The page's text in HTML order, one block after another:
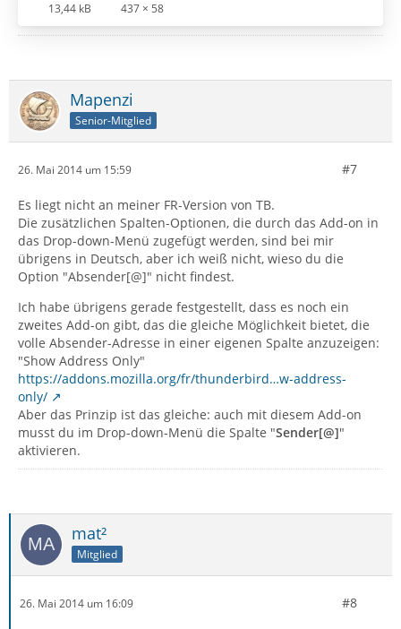
13,44 kB 437 × 58
Mapenzi
Senior-Mitglied
26. Mai 2014 um 15:59 #7
Es liegt nicht an meiner FR-Version von TB.
Die zusätzlichen Spalten-Optionen, die durch das Add-on in
das Drop-down-Menü zugefügt werden, sind bei mir
übrigens in Deutsch, aber ich weiß nicht, wieso du die
Option "Absender[@]" nicht findest.
Ich habe übrigens gerade festgestellt, dass es noch ein
zweites Add-on gibt, das die gleiche Möglichkeit bietet, die
volle Absender-Adresse in einer eigenen Spalte anzuzeigen:
"Show Address Only"
https://addons.mozilla.org/fr/thunderbird…w-address-
only/
Aber das Prinzip ist das gleiche: auch mit diesem Add-on
musst du im Drop-down-Menü die Spalte "Sender[@]"
aktivieren.
mat²
Mitglied
26. Mai 2014 um 16:09 #8